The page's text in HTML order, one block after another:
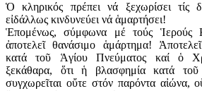
Ὁ κληρικός πρέπει νά ξεχωρίσει τίς
εἰδάλλως κινδυνεύει νά ἁμαρτήσει!
Ἑπομένως, σύμφωνα μέ τούς Ἱερούς
ἀποτελεῖ θανάσιμο ἁμάρτημα!
κατά τοῦ Ἁγίου Πνεύματος καί ὁ
ξεκάθαρα, ὅτι ἡ βλασφημία κατά
συγχωρεῖται οὔτε στόν παρόντα αἰώνα,